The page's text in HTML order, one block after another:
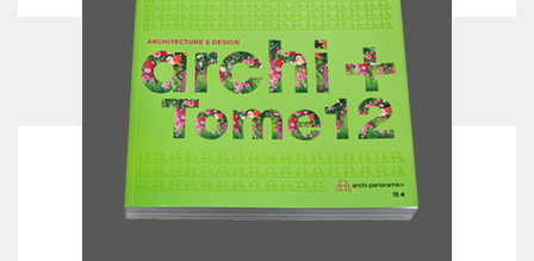
voir la fiche
Carrelage
GABARROCA MENUISERIE